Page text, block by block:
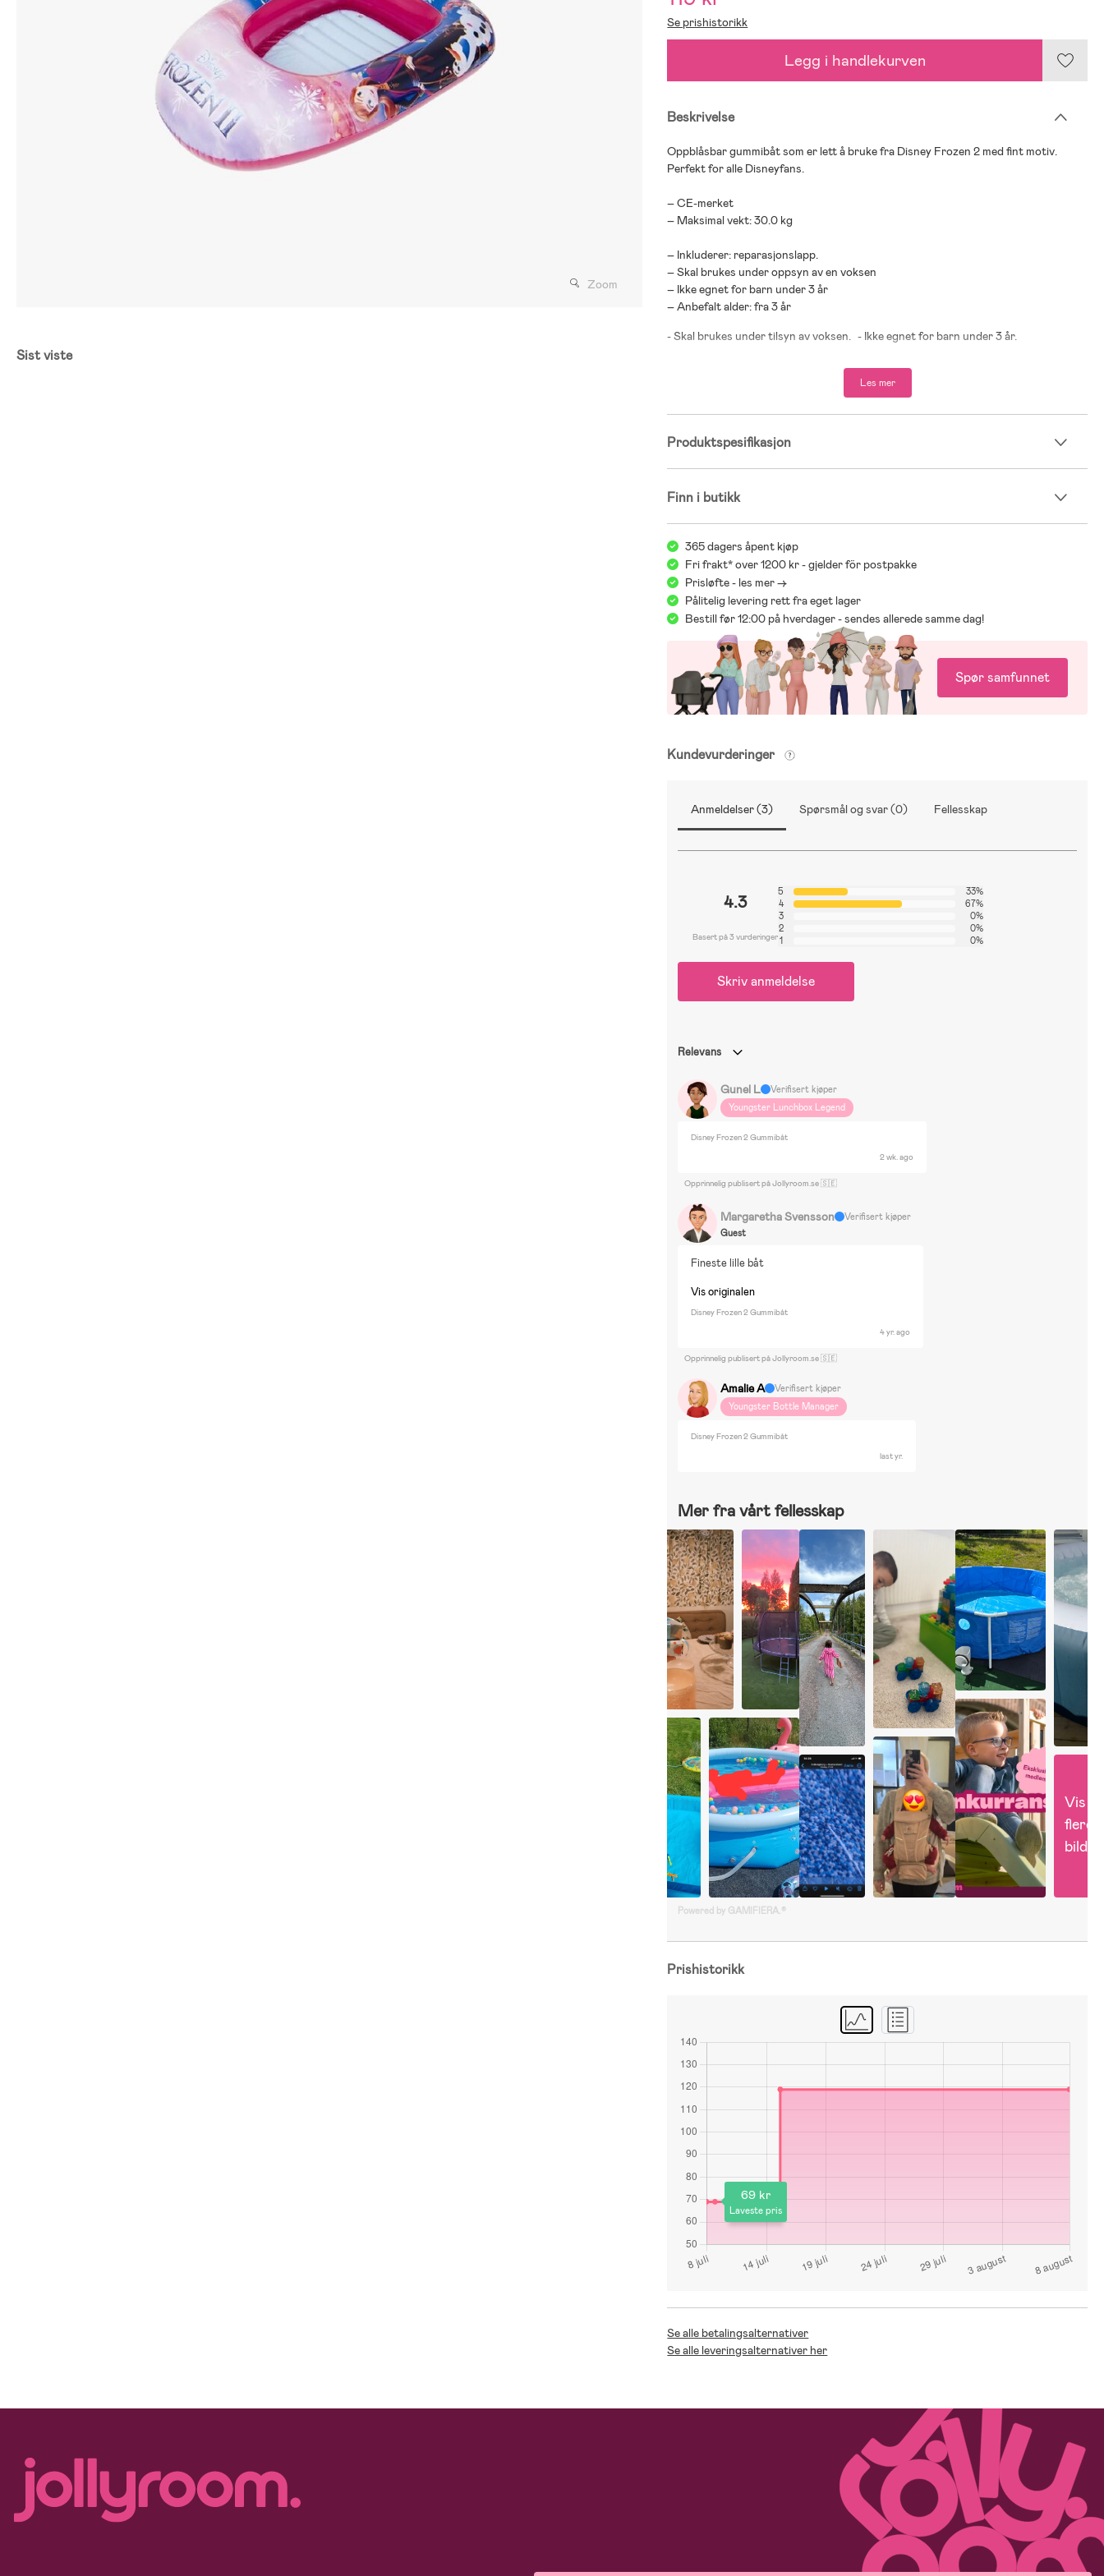
Zoom
Sist viste
Se prishistorikk
Legg i handlekurven
Beskrivelse
Oppblåsbar gummibåt som er lett å bruke fra Disney Frozen 2 med fint motiv.
Perfekt for alle Disneyfans.
– CE-merket
– Maksimal vekt: 30.0 kg
– Inkluderer: reparasjonslapp.
– Skal brukes under oppsyn av en voksen
– Ikke egnet for barn under 3 år
– Anbefalt alder: fra 3 år
- Skal brukes under tilsyn av voksen. - Ikke egnet for barn under 3 år.
Les mer
Produktspesifikasjon
Finn i butikk
365 dagers åpent kjøp
Fri frakt* over 1200 kr - gjelder för postpakke
Prisløfte - les mer ->
Pålitelig levering rett fra eget lager
Bestill før 12:00 på hverdager - sendes allerede samme dag!
Spør samfunnet
Kundevurderinger
Anmeldelser (3) Spørsmål og svar (0) Fellesskap
4.3
Basert på 3 vurderinger
5
33%
4
67%
3
0%
2
0%
1
0%
Skriv anmeldelse
Relevans
Gunel L
Verifisert kjøper
Youngster Lunchbox Legend
Disney Frozen 2 Gummibåt
2 wk. ago
Opprinnelig publisert på Jollyroom.se 🇸🇪
Margaretha Svensson
Verifisert kjøper
Guest
Fineste lille båt
Vis originalen
Disney Frozen 2 Gummibåt
4 yr. ago
Opprinnelig publisert på Jollyroom.se 🇸🇪
Amalie A
Verifisert kjøper
Youngster Bottle Manager
Disney Frozen 2 Gummibåt
last yr.
Mer fra vårt fellesskap
Vis
flere
bilder
Powered by GAMIFIERA.®
Prishistorikk
69 kr
Laveste pris
Se alle betalingsalternativer
Se alle leveringsalternativer her